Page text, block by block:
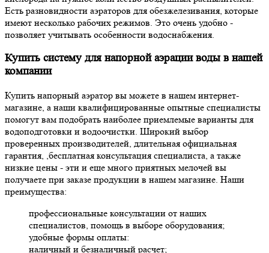
Есть разновидности аэраторов для обезжелезивания, которые
имеют несколько рабочих режимов. Это очень удобно -
позволяет учитывать особенности водоснабжения.
Купить систему для напорной аэрации воды в нашей
компании
Купить напорный аэратор вы можете в нашем интернет-
магазине, а наши квалифицированные опытные специалисты
помогут вам подобрать наиболее приемлемые варианты для
водоподготовки и водоочистки. Широкий выбор
проверенных производителей, длительная официальная
гарантия, ,бесплатная консультация специалиста, а также
низкие цены - эти и еще много приятных мелочей вы
получаете при заказе продукции в нашем магазине. Наши
преимущества:
профессиональные консультации от наших
специалистов, помощь в выборе оборудования;
удобные формы оплаты:
наличный и безналичный расчет;